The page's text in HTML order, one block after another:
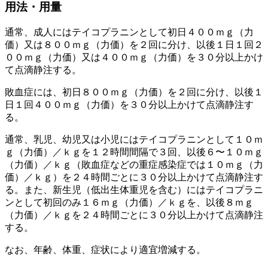
用法・用量
通常、成人にはテイコプラニンとして初日４００ｍｇ（力
価）又は８００ｍｇ（力価）を２回に分け、以後１日１回２
００ｍｇ（力価）又は４００ｍｇ（力価）を３０分以上かけ
て点滴静注する。
敗血症には、初日８００ｍｇ（力価）を２回に分け、以後１
日１回４００ｍｇ（力価）を３０分以上かけて点滴静注す
る。
通常、乳児、幼児又は小児にはテイコプラニンとして１０ｍ
ｇ（力価）／ｋｇを１２時間間隔で３回、以後６〜１０ｍｇ
（力価）／ｋｇ（敗血症などの重症感染症では１０ｍｇ（力
価）／ｋｇ）を２４時間ごとに３０分以上かけて点滴静注す
る。また、新生児（低出生体重児を含む）にはテイコプラニ
ンとして初回のみ１６ｍｇ（力価）／ｋｇを、以後８ｍｇ
（力価）／ｋｇを２４時間ごとに３０分以上かけて点滴静注
する。
なお、年齢、体重、症状により適宜増減する。